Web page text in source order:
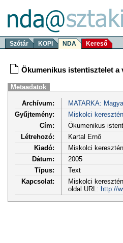
Szótár KOPI NDA Kereső
Ökumenikus istentisztelet a
Metaadatok
Archívum:
MATARKA:
Gyűjtemény:
Miskolci
Cím:
Ökumenikus
Létrehozó:
Kartal Ernő
Kiadó:
Miskolci
Dátum:
2005
Típus:
Text
Kapcsolat:
Miskolci
oldal URL: http://